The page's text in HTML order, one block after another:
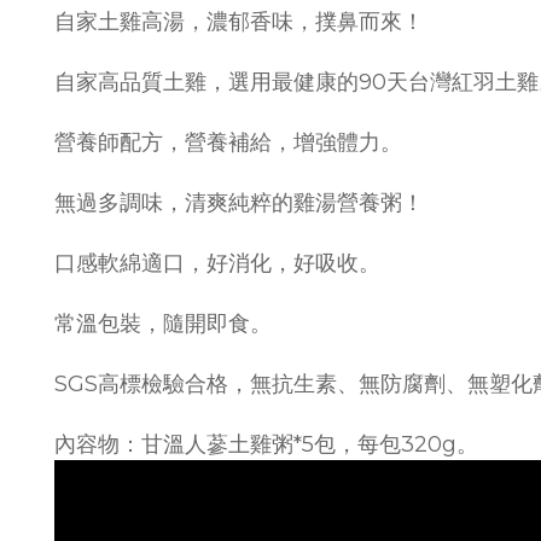
自家土雞高湯，濃郁香味，撲鼻而來！
自家高品質土雞，選用最健康的90天台灣紅羽土雞
營養師配方，營養補給，增強體力。
無過多調味，清爽純粹的雞湯營養粥！
口感軟綿適口，好消化，好吸收。
常溫包裝，隨開即食。
SGS高標檢驗合格，無抗生素、無防腐劑、無塑化
內容物：甘溫人蔘土雞粥*5包，每包320g。